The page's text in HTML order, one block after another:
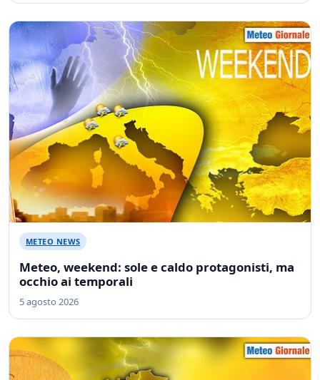
METEO NEWS
Meteo, weekend: sole e caldo protagonisti, ma
occhio ai temporali
5 agosto 2026